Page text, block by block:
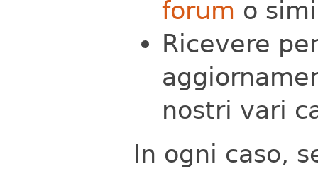
forum o
Ricevere
nostri vari
In ogni caso,